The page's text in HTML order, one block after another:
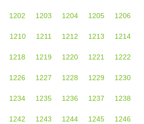
1202 1203 1204 1205 1206
1210 1211 1212 1213 1214
1218 1219 1220 1221 1222
1226 1227 1228 1229 1230
1234 1235 1236 1237 1238
1242 1243 1244 1245 1246